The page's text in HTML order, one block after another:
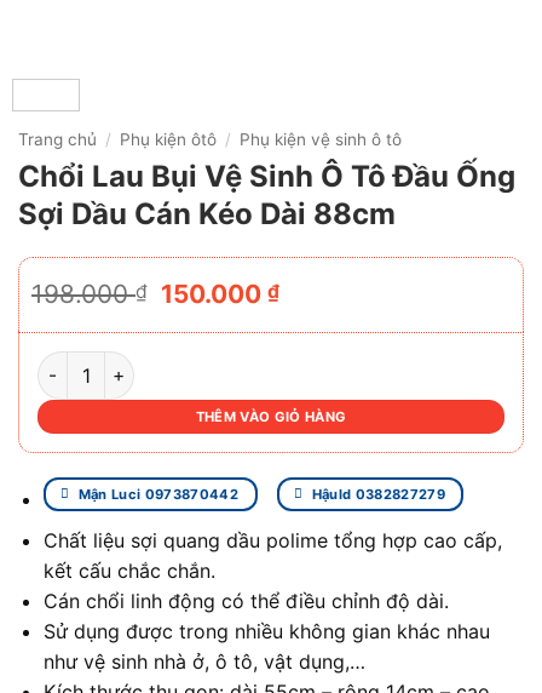
Trang chủ / Phụ kiện ôtô / Phụ kiện vệ sinh ô tô
Chổi Lau Bụi Vệ Sinh Ô Tô Đầu Ống
Sợi Dầu Cán Kéo Dài 88cm
198.000₫
Giá
là:
150.000₫Giá
tại
CHỔI LAU BỤI VỆ SINH Ô TÔ ĐẦU ỐNG SỢI DẦU CÁN KÉO
THÊM VÀO GIỎ HÀNG
Mận Luci 0973870442 Hậuld 0382827279
Chất liệu sợi quang dầu polime tổng hợp cao cấp,
kết cấu chắc chắn.
Cán chổi linh động có thể điều chỉnh độ dài.
Sử dụng được trong nhiều không gian khác nhau
như vệ sinh nhà ở, ô tô, vật dụng,…